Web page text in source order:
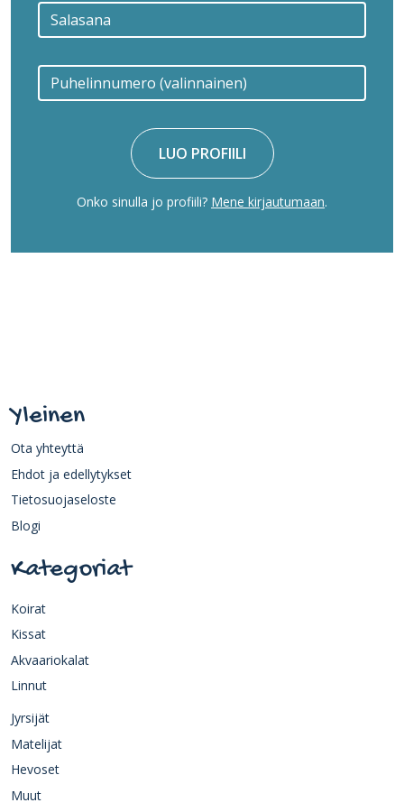
LUO PROFIILI
Onko sinulla jo profiili? Mene kirjautumaan.
Yleinen
Ota yhteyttä
Ehdot ja edellytykset
Tietosuojaseloste
Blogi
Kategoriat
Koirat
Kissat
Akvaariokalat
Linnut
Jyrsijät
Matelijat
Hevoset
Muut